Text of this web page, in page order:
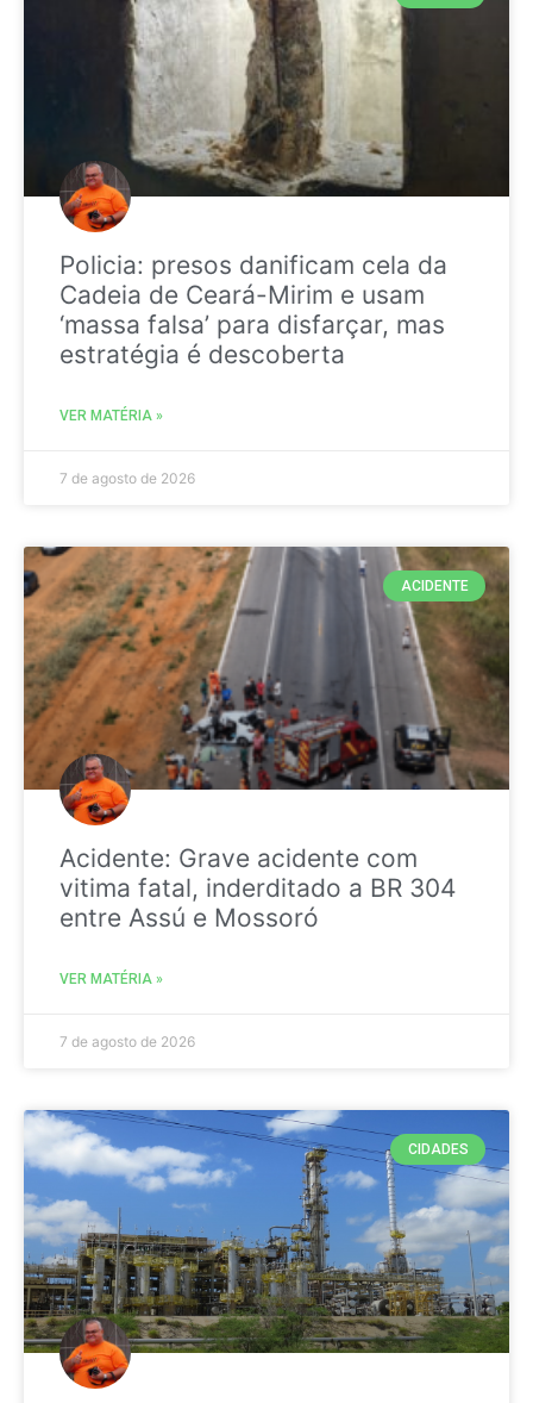
Policia: presos danificam cela da
Cadeia de Ceará-Mirim e usam
‘massa falsa’ para disfarçar, mas
estratégia é descoberta
VER MATÉRIA »
7 de agosto de 2026
ACIDENTE
Acidente: Grave acidente com
vitima fatal, inderditado a BR 304
entre Assú e Mossoró
VER MATÉRIA »
7 de agosto de 2026
CIDADES